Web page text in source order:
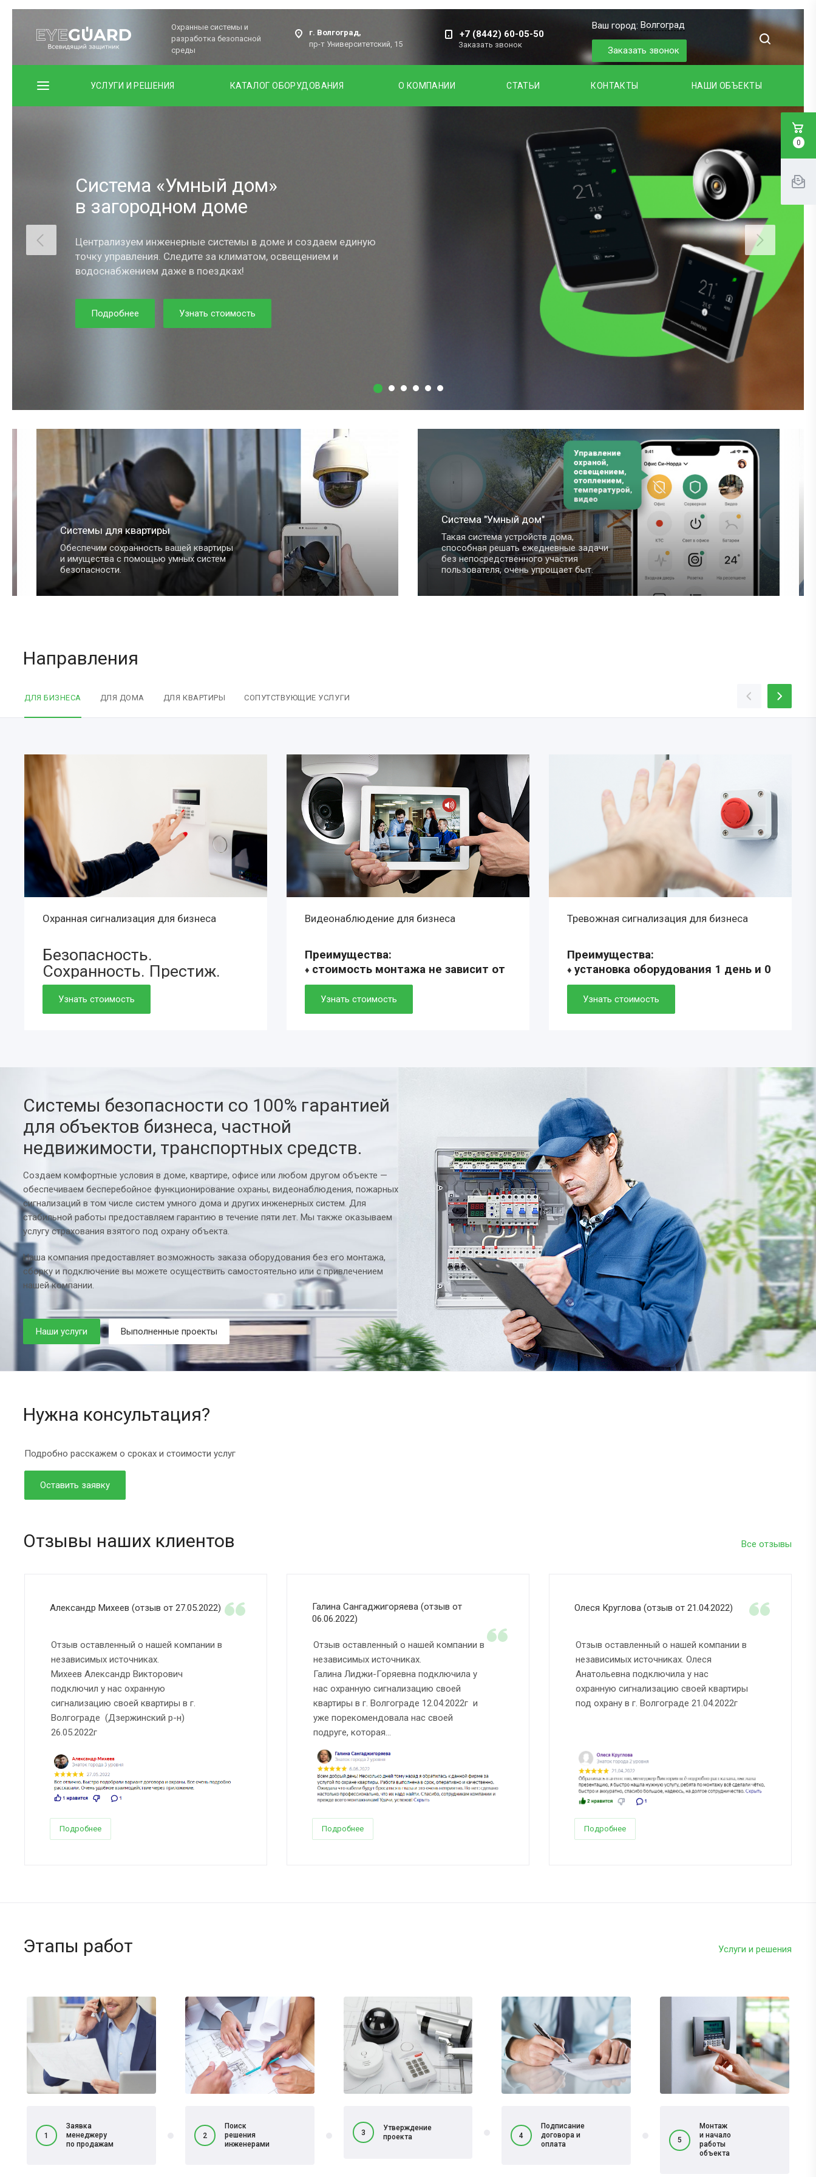
Охранные системы и
разработка безопасной
среды
г. Волгоград,
пр-т Университетский, 15
+7 (8442) 60-05-50
Заказать звонок
Ваш город: Волгоград
Заказать звонок
УСЛУГИ И РЕШЕНИЯ КАТАЛОГ ОБОРУДОВАНИЯ О КОМПАНИИ СТАТЬИ КОНТАКТЫ НАШИ ОБЪЕКТЫ
Система «Умный дом»
в загородном доме
Централизуем инженерные системы в доме и создаем единую
точку управления. Следите за климатом, освещением и
водоснабжением даже в поездках!
Подробнее Узнать стоимость
квартиры
вашей квартиры
с помощью умных систем
Такая система устройств дома,
способная решать ежедневные задачи
без непосредственного участия
пользователя, очень упрощает быт.
Сопутствующие
Мы сами осуществляем
Направления
ДЛЯ БИЗНЕСА ДЛЯ ДОМА ДЛЯ КВАРТИРЫ СОПУТСТВУЮЩИЕ УСЛУГИ
Охранная сигнализация для бизнеса
Безопасность.
Сохранность. Престиж.
Просто. Быстро. Доступно.
Нужно. Обязательно.
Если работаете вдолгую.
Узнать стоимость
Видеонаблюдение для бизнеса
Преимущества:
♦ стоимость монтажа не зависит от
сложности установки
♦ профессиональное оборудование с
гарантией 1-10 лет
комплектации: готовые и
Узнать стоимость
Тревожная сигнализация для бизнеса
Преимущества:
♦ установка оборудования 1 день и 0
рублей
♦ скорость прибытия ГБР 5-7 минут
♦ удобное мобильное приложение
Узнать стоимость
Системы безопасности со 100% гарантией
для объектов бизнеса, частной
недвижимости, транспортных средств.
Создаем комфортные условия в доме, квартире, офисе или любом другом объекте —
обеспечиваем бесперебойное функционирование охраны, видеонаблюдения, пожарных
сигнализаций в том числе систем умного дома и других инженерных систем. Для
стабильной работы предоставляем гарантию в течение пяти лет. Мы также оказываем
услугу страхования взятого под охрану объекта.
Наша компания предоставляет возможность заказа оборудования без его монтажа,
сборку и подключение вы можете осуществить самостоятельно или с привлечением
нашей компании.
Наши услуги Выполненные проекты
Нужна консультация?
Подробно расскажем о сроках и стоимости услуг
Оставить заявку
Все отзывы
Отзывы наших клиентов
Александр Михеев (отзыв от 27.05.2022)
Отзыв оставленный о нашей компании в
независимых источниках.
Михеев Александр Викторович
подключил у нас охранную
сигнализацию своей квартиры в г.
Волгограде (Дзержинский р-н)
26.05.2022г
Подробнее
Галина Сангаджигоряева (отзыв от
06.06.2022)
Отзыв оставленный о нашей компании в
независимых источниках.
Галина Лиджи-Горяевна подключила у
нас охранную сигнализацию своей
квартиры в г. Волгограде 12.04.2022г и
уже порекомендовала нас своей
подруге, которая...
Подробнее
Олеся Круглова (отзыв от 21.04.2022)
Отзыв оставленный о нашей компании в
независимых источниках. Олеся
Анатольевна подключила у нас
охранную сигнализацию своей квартиры
под охрану в г. Волгограде 21.04.2022г
Подробнее
Услуги и решения
Этапы работ
1
Заявка
менеджеру
по продажам
2
Поиск
решения
инженерами
3
Утверждение
проекта
4
Подписание
договора и
оплата
5
Монтаж
и начало
работы
объекта
0